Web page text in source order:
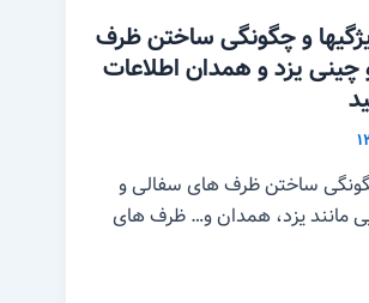
و چگونگی ساختن ظرف
یزد و همدان اطلاعات
ساختن ظرف های سفالی و
مانند یزد، همدان و… ظرف های